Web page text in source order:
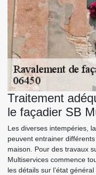
Traitement
le façadier SB
Les diverses intempéries,
peuvent entrainer
maison. Pour des travaux
Multiservices commence
les détails sur l’état